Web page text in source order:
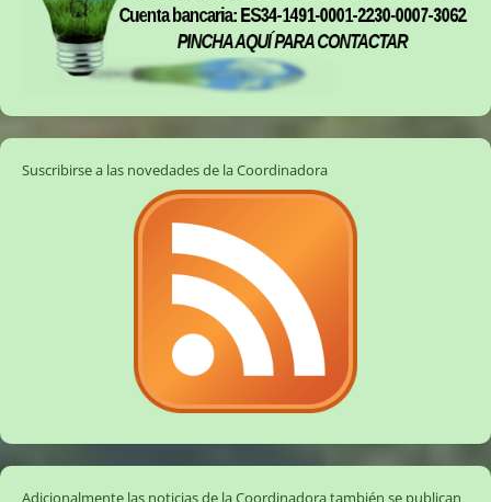
Suscribirse a las novedades de la Coordinadora
Adicionalmente las noticias de la Coordinadora también se publican